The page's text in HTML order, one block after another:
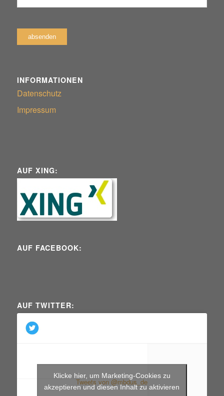
INFORMATIONEN
Datenschutz
Impressum
AUF XING:
AUF FACEBOOK:
AUF TWITTER:
Tweets von @mbdus_de
Klicke hier, um Marketing-Cookies zu
akzeptieren und diesen Inhalt zu aktivieren